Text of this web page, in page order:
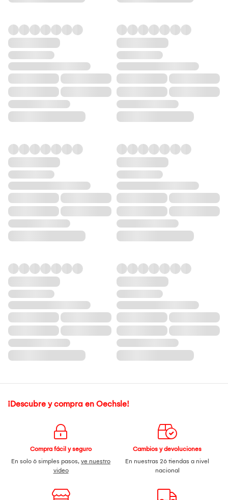
¡Descubre y compra en Oechsle!
Compra fácil y seguro
En solo 6 simples pasos, ve nuestro
video
Cambios y devoluciones
En nuestras 26 tiendas a nivel
nacional